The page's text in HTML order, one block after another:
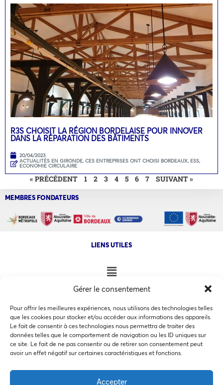
Gérer le consentement
Pour offrir les meilleures expériences, nous utilisons des technologies telles
que les cookies pour stocker et/ou accéder aux informations des appareils.
Le fait de consentir à ces technologies nous permettra de traiter des
données telles que le comportement de navigation ou les ID uniques sur
ce site. Le fait de ne pas consentir ou de retirer son consentement peut
avoir un effet négatif sur certaines caractéristiques et fonctions.
Accepter
Ce site utilise des cookies pour les statistiques et pour
R3S CHOISIT LA RÉGION BORDELAISE POUR INNOVER
DANS LA RÉPARATION DES BÂTIMENTS
20/04/2023
ACTUALITÉS EN GIRONDE, CES ENTREPRISES ONT CHOISI BORDEAUX, ESS,
ECONOMIE CIRCULAIRE
« PRÉCÉDENT 1 2 3 4 5 6 7 SUIVANT »
MEMBRES FONDATEURS
LIENS UTILES
NOS AUTRES SITES
COPYRIGHT @ 2026 - INVEST IN BORDEAUX - 32 Allées d'Orléans